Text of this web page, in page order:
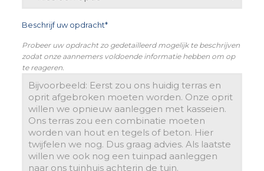
Beschrijf uw opdracht*
Probeer uw opdracht zo gedetailleerd mogelijk te beschrijven
zodat onze aannemers voldoende informatie hebben om op
te reageren.